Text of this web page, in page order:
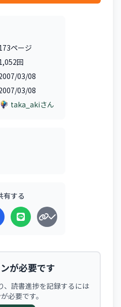
ページ
回
03/08
03/08
taka_akiさん
有する
が必要です
、読書進捗を記録するには
必要です。